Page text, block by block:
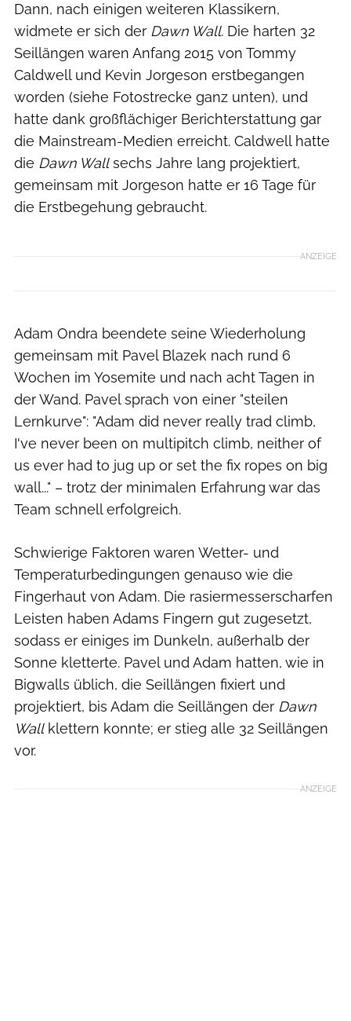
Dann, nach einigen weiteren Klassikern,
widmete er sich der Dawn Wall. Die harten 32
Seillängen waren Anfang 2015 von Tommy
Caldwell und Kevin Jorgeson erstbegangen
worden (siehe Fotostrecke ganz unten), und
hatte dank großflächiger Berichterstattung gar
die Mainstream-Medien erreicht. Caldwell hatte
die Dawn Wallsechs Jahre lang projektiert,
gemeinsam mit Jorgeson hatte er 16 Tage für
die Erstbegehung gebraucht.
ANZEIGE
Adam Ondra beendete seine Wiederholung
gemeinsam mit Pavel Blazek nach rund 6
Wochen im Yosemite und nach acht Tagen in
der Wand. Pavel sprach von einer "steilen
Lernkurve": "Adam did never really trad climb,
I've never been on multipitch climb, neither of
us ever had to jug up or set the fix ropes on big
wall..." – trotz der minimalen Erfahrung war das
Team schnell erfolgreich.
Schwierige Faktoren waren Wetter- und
Temperaturbedingungen genauso wie die
Fingerhaut von Adam. Die rasiermesserscharfen
Leisten haben Adams Fingern gut zugesetzt,
sodass er einiges im Dunkeln, außerhalb der
Sonne kletterte. Pavel und Adam hatten, wie in
Bigwalls üblich, die Seillängen fixiert und
projektiert, bis Adam die Seillängen der Dawn
Wallklettern konnte; er stieg alle 32 Seillängen
vor.
ANZEIGE